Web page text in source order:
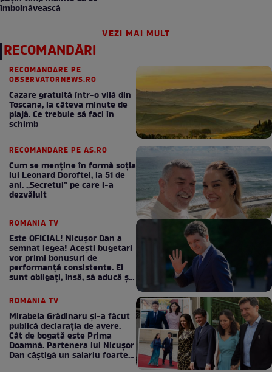
îmbolnăvească
VEZI MAI MULT
RECOMANDĂRI
RECOMANDARE PE
OBSERVATORNEWS.RO
Cazare gratuită într-o vilă din
Toscana, la câteva minute de
plajă. Ce trebuie să faci în
schimb
RECOMANDARE PE AS.RO
Cum se menţine în formă soţia
lui Leonard Doroftei, la 51 de
ani. „Secretul” pe care l-a
dezvăluit
ROMANIA TV
Este OFICIAL! Nicușor Dan a
semnat legea! Acești bugetari
vor primi bonusuri de
performanță consistente. Ei
sunt obligați, însă, să aducă și
ROMANIA TV
Mirabela Grădinaru și-a făcut
publică declarația de avere.
Cât de bogată este Prima
Doamnă. Partenera lui Nicușor
Dan câștigă un salariu foarte